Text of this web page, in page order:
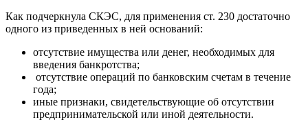
Как подчеркнула СКЭС, для применения ст. 230 достаточно
одного из приведенных в ней оснований:
отсутствие имущества или денег, необходимых для
введения банкротства;
отсутствие операций по банковским счетам в течение
года;
иные признаки, свидетельствующие об отсутствии
предпринимательской или иной деятельности.